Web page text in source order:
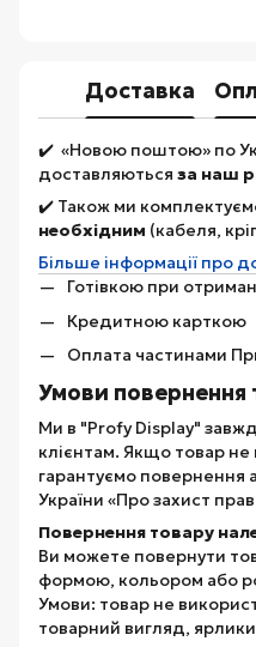
Доставка
✔️ «Новою поштою» по
доставляються за наш
✔️ Також ми
необхідним (кабеля,
Більше інформації про
Готівкою при
Кредитною карткою
Оплата частинами
Умови повернення
Ми в "Profy Display"
клієнтам. Якщо товар
гарантуємо повернення
України «Про захист
Повернення товару
Ви можете повернути
формою, кольором або
Умови: товар не
товарний вигляд,